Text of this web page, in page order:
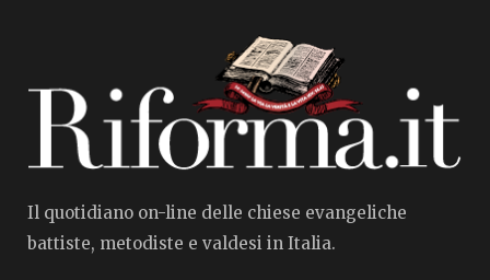
Il quotidiano on-line delle chiese evangeliche
battiste, metodiste e valdesi in Italia.